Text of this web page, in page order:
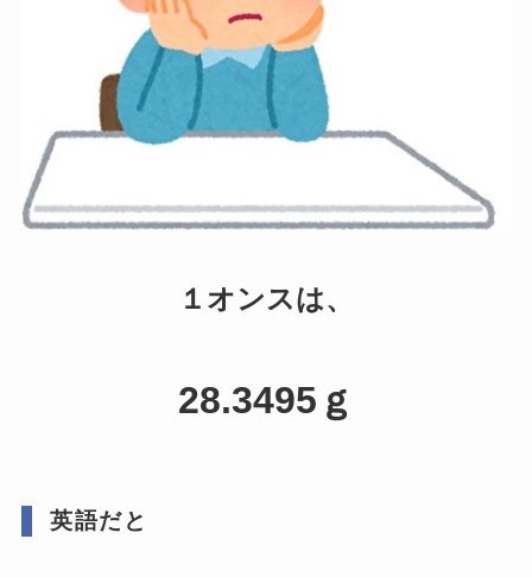
１オンスは、
28.3495ｇ
英語だと